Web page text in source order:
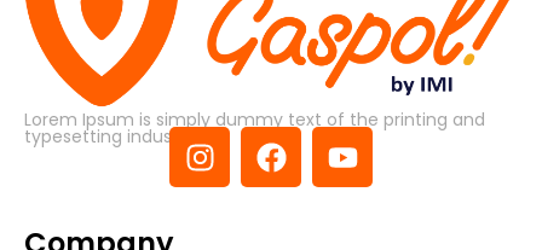
Lorem Ipsum is simply dummy text of the printing and
typesetting industry.